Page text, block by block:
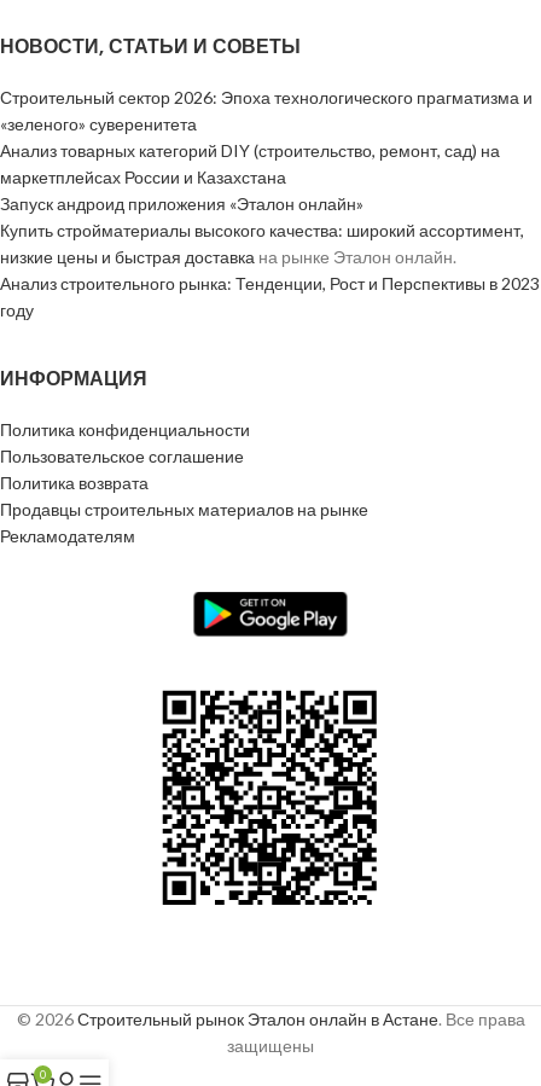
НОВОСТИ, СТАТЬИ И СОВЕТЫ
Строительный сектор 2026: Эпоха технологического прагматизма и
«зеленого» суверенитета
Анализ товарных категорий DIY (строительство, ремонт, сад) на
маркетплейсах России и Казахстана
Запуск андроид приложения «Эталон онлайн»
Купить стройматериалы высокого качества: широкий ассортимент,
низкие цены и быстрая доставка на рынке Эталон онлайн.
Анализ строительного рынка: Тенденции, Рост и Перспективы в 2023
году
ИНФОРМАЦИЯ
Политика конфиденциальности
Пользовательское соглашение
Политика возврата
Продавцы строительных материалов на рынке
Рекламодателям
© 2026Строительный рынок Эталон онлайн в Астане. Все права
защищены
0